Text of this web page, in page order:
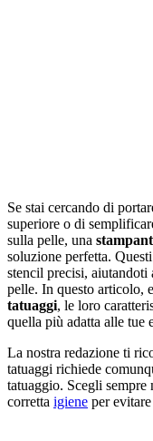
Se stai cercando di
superiore o di
sulla pelle, una
soluzione perfetta.
stencil precisi, aiutandoti
pelle. In questo articolo,
tatuaggi, le loro
quella più adatta alle tue
La nostra redazione ti
tatuaggi richiede
tatuaggio. Scegli sempre
corretta igiene per